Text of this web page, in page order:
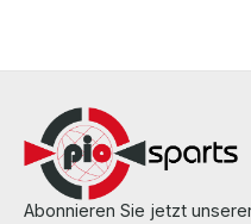
Abonnieren Sie jetzt